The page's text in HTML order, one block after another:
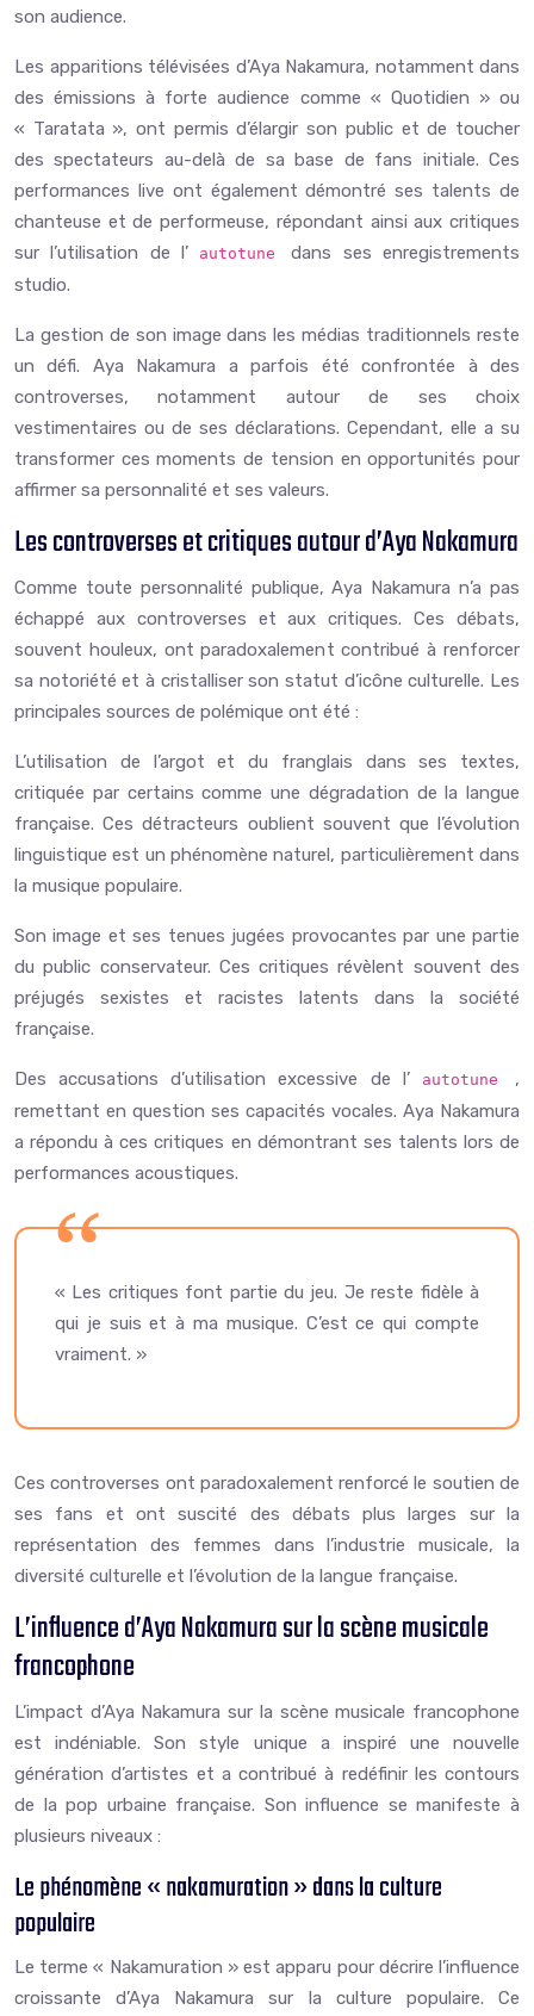
son audience.
Les apparitions télévisées d’Aya Nakamura, notamment dans
des émissions à forte audience comme « Quotidien » ou
« Taratata », ont permis d’élargir son public et de toucher
des spectateurs au-delà de sa base de fans initiale. Ces
performances live ont également démontré ses talents de
chanteuse et de performeuse, répondant ainsi aux critiques
sur l’utilisation de l’
autotunedans ses enregistrements
studio.
La gestion de son image dans les médias traditionnels reste
un défi. Aya Nakamura a parfois été confrontée à des
controverses, notamment autour de ses choix
vestimentaires ou de ses déclarations. Cependant, elle a su
transformer ces moments de tension en opportunités pour
affirmer sa personnalité et ses valeurs.
Les controverses et critiques autour d’Aya Nakamura
Comme toute personnalité publique, Aya Nakamura n’a pas
échappé aux controverses et aux critiques. Ces débats,
souvent houleux, ont paradoxalement contribué à renforcer
sa notoriété et à cristalliser son statut d’icône culturelle. Les
principales sources de polémique ont été :
L’utilisation de l’argot et du franglais dans ses textes,
critiquée par certains comme une dégradation de la langue
française. Ces détracteurs oublient souvent que l’évolution
linguistique est un phénomène naturel, particulièrement dans
la musique populaire.
Son image et ses tenues jugées provocantes par une partie
du public conservateur. Ces critiques révèlent souvent des
préjugés sexistes et racistes latents dans la société
française.
Des accusations d’utilisation excessive de l’ autotune ,
remettant en question ses capacités vocales. Aya Nakamura
a répondu à ces critiques en démontrant ses talents lors de
performances acoustiques.
« Les critiques font partie du jeu. Je reste fidèle à
qui je suis et à ma musique. C’est ce qui compte
vraiment. »
Ces controverses ont paradoxalement renforcé le soutien de
ses fans et ont suscité des débats plus larges sur la
représentation des femmes dans l’industrie musicale, la
diversité culturelle et l’évolution de la langue française.
L’influence d’Aya Nakamura sur la scène musicale
francophone
L’impact d’Aya Nakamura sur la scène musicale francophone
est indéniable. Son style unique a inspiré une nouvelle
génération d’artistes et a contribué à redéfinir les contours
de la pop urbaine française. Son influence se manifeste à
plusieurs niveaux :
Le phénomène « nakamuration » dans la culture
populaire
Le terme « Nakamuration » est apparu pour décrire l’influence
croissante d’Aya Nakamura sur la culture populaire. Ce